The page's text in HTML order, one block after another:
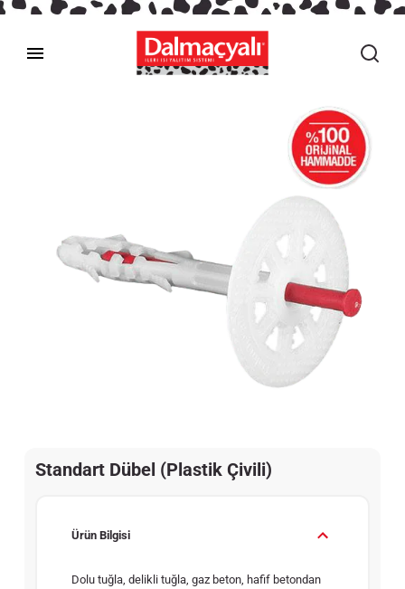
Standart Dübel (Plastik Çivili)
Ürün Bilgisi
Dolu tuğla, delikli tuğla, gaz beton, hafif betondan